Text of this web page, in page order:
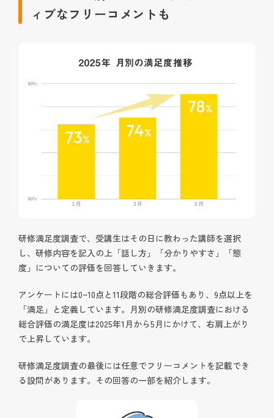
ィブなフリーコメントも
研修満足度調査で、受講生はその日に教わった講師を選択
し、研修内容を記入の上「話し方」「分かりやすさ」「態
度」についての評価を回答していきます。
アンケートには0~10点と11段階の総合評価もあり、9点以上を
「満足」と定義しています。月別の研修満足度調査における
総合評価の満足度は2025年1月から5月にかけて、右肩上がり
で上昇しています。
研修満足度調査の最後には任意でフリーコメントを記載でき
る設問があります。その回答の一部を紹介します。